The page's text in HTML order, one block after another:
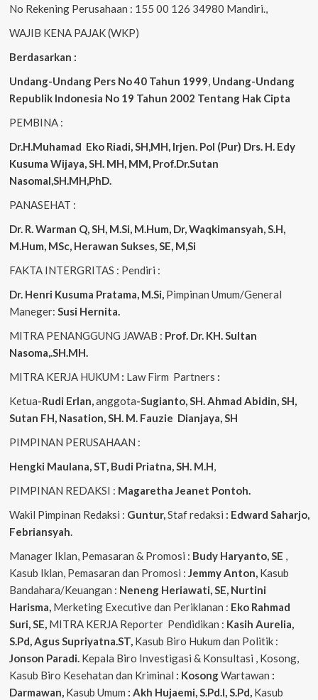
No Rekening Perusahaan : 155 00 126 34980 Mandiri.,
WAJIB KENA PAJAK (WKP)
Berdasarkan :
Undang-Undang Pers No 40 Tahun 1999 Undang-Undang
Republik Indonesia No 19 Tahun 2002 Tentang Hak Cipta
PEMBINA :
Dr.H.Muhamad Eko Riadi, SH,MH, Irjen. Pol (Pur) Drs. H. Edy
Kusuma Wijaya, SH. MH, MM, Prof.Dr.Sutan
Nasomal,SH.MH,PhD.
PANASEHAT :
Dr. R. Warman Q, SH, M.Si, M.Hum, Dr, Waqkimansyah, S.H,
M.Hum, MSc, Herawan Sukses, SE, M,Si
FAKTA INTERGRITAS : Pendiri :
Dr. Henri Kusuma Pratama, M.Si, Pimpinan Umum/General
Maneger: Susi Hernita.
MITRA PENANGGUNG JAWAB : Prof. Dr. KH. Sultan
Nasoma,.SH.MH.
MITRA KERJA HUKUM : Law Firm Partners :
Ketua-Rudi Erlan, anggota-Sugianto, SH. Ahmad Abidin, SH,
Sutan FH, Nasation, SH. M. Fauzie Dianjaya, SH
PIMPINAN PERUSAHAAN :
Hengki Maulana, ST, Budi Priatna, SH. M.H
PIMPINAN REDAKSI : Magaretha Jeanet Pontoh.
Wakil Pimpinan Redaksi : Guntur, Staf redaksi : Edward Saharjo,
Febriansyah
Manager Iklan, Pemasaran & Promosi : Budy Haryanto, SE
Kasub Iklan, Pemasaran dan Promosi : Jemmy Anton, Kasub
Bandahara/Keuangan : Neneng Heriawati, SE, Nurtini
Harisma, Merketing Executive dan Periklanan : Eko Rahmad
Suri, SE, MITRA KERJA Reporter Pendidikan : Kasih Aurelia,
S.Pd, Agus Supriyatna.ST, Kasub Biro Hukum dan Politik :
Jonson Paradi. Kepala Biro Investigasi & Konsultasi , Kosong,
Kasub Biro Kesehatan dan Kriminal : KosongWartawan :
Darmawan, Kasub Umum : Akh Hujaemi, S.Pd.I, S.Pd, Kasub